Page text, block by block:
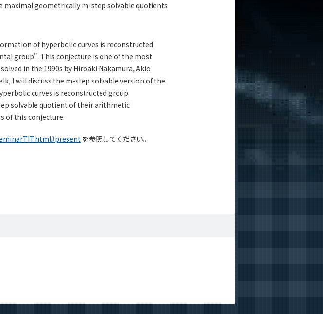
maximal geometrically m-step solvable quotients
of hyperbolic curves is reconstructed
group". This conjecture is one of the most
in the 1990s by Hiroaki Nakamura, Akio
I will discuss the m-step solvable version of the
curves is reconstructed group
solvable quotient of their arithmetic
of this conjecture.
を参照してください。